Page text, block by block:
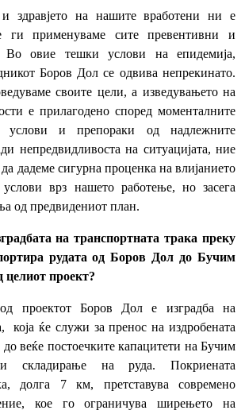
здравјето на нашите вработени ни е
ги применуваме сите превентивни и
Во овие тешки услови на епидемија,
Боров Дол се одвива непрекинато.
своите цели, а изведувањето на
е прилагодено според моменталните
услови и препораки од надлежните
непредвидливоста на ситуацијата, ние
дадеме сигурна проценка на влијанието
врз нашето работење, но засега
од предвидениот план.
на транспортната трака преку
рудата од Боров Дол до Бучим
целиот проект?
проектот Боров Дол e изградба на
која ќе служи за пренос на издробената
веќе постоечките капацитети на Бучим
складирање на руда. Покриената
долга 7 км, претставува современо
кое го ограничува ширењето на